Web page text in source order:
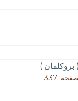
بروكلمان )